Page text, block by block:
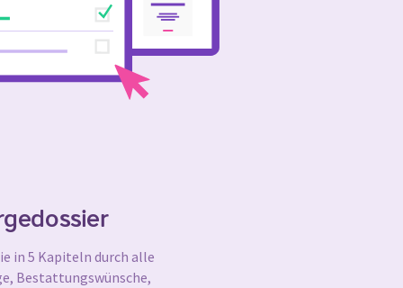
in 5 Kapiteln durch alle
Bestattungswünsche,